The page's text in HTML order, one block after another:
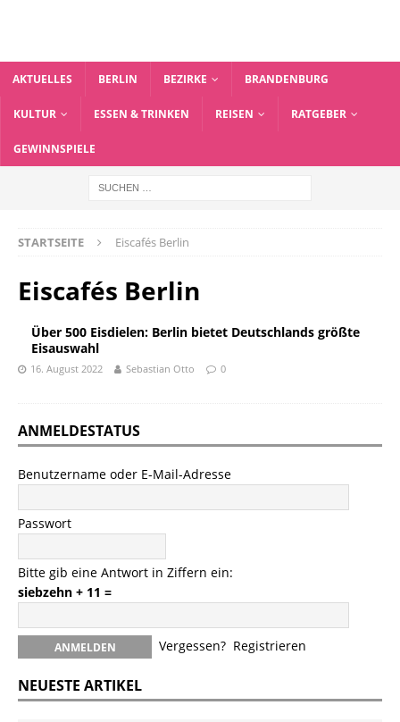
AKTUELLES BERLIN BEZIRKE BRANDENBURG
KULTUR ESSEN & TRINKEN REISEN RATGEBER
GEWINNSPIELE
STARTSEITE Eiscafés Berlin
Eiscafés Berlin
Über 500 Eisdielen: Berlin bietet Deutschlands größte
Eisauswahl
16. August 2022 Sebastian Otto 0
ANMELDESTATUS
Benutzername oder E-Mail-Adresse
Passwort
Bitte gib eine Antwort in Ziffern ein:
siebzehn + 11 =
Vergessen? Registrieren
NEUESTE ARTIKEL